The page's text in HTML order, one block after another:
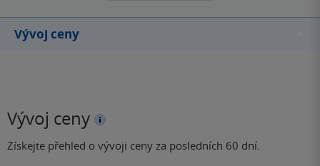
Vývoj ceny
Vývoj ceny
Získejte přehled o vývoji ceny za posledních 60 dní.